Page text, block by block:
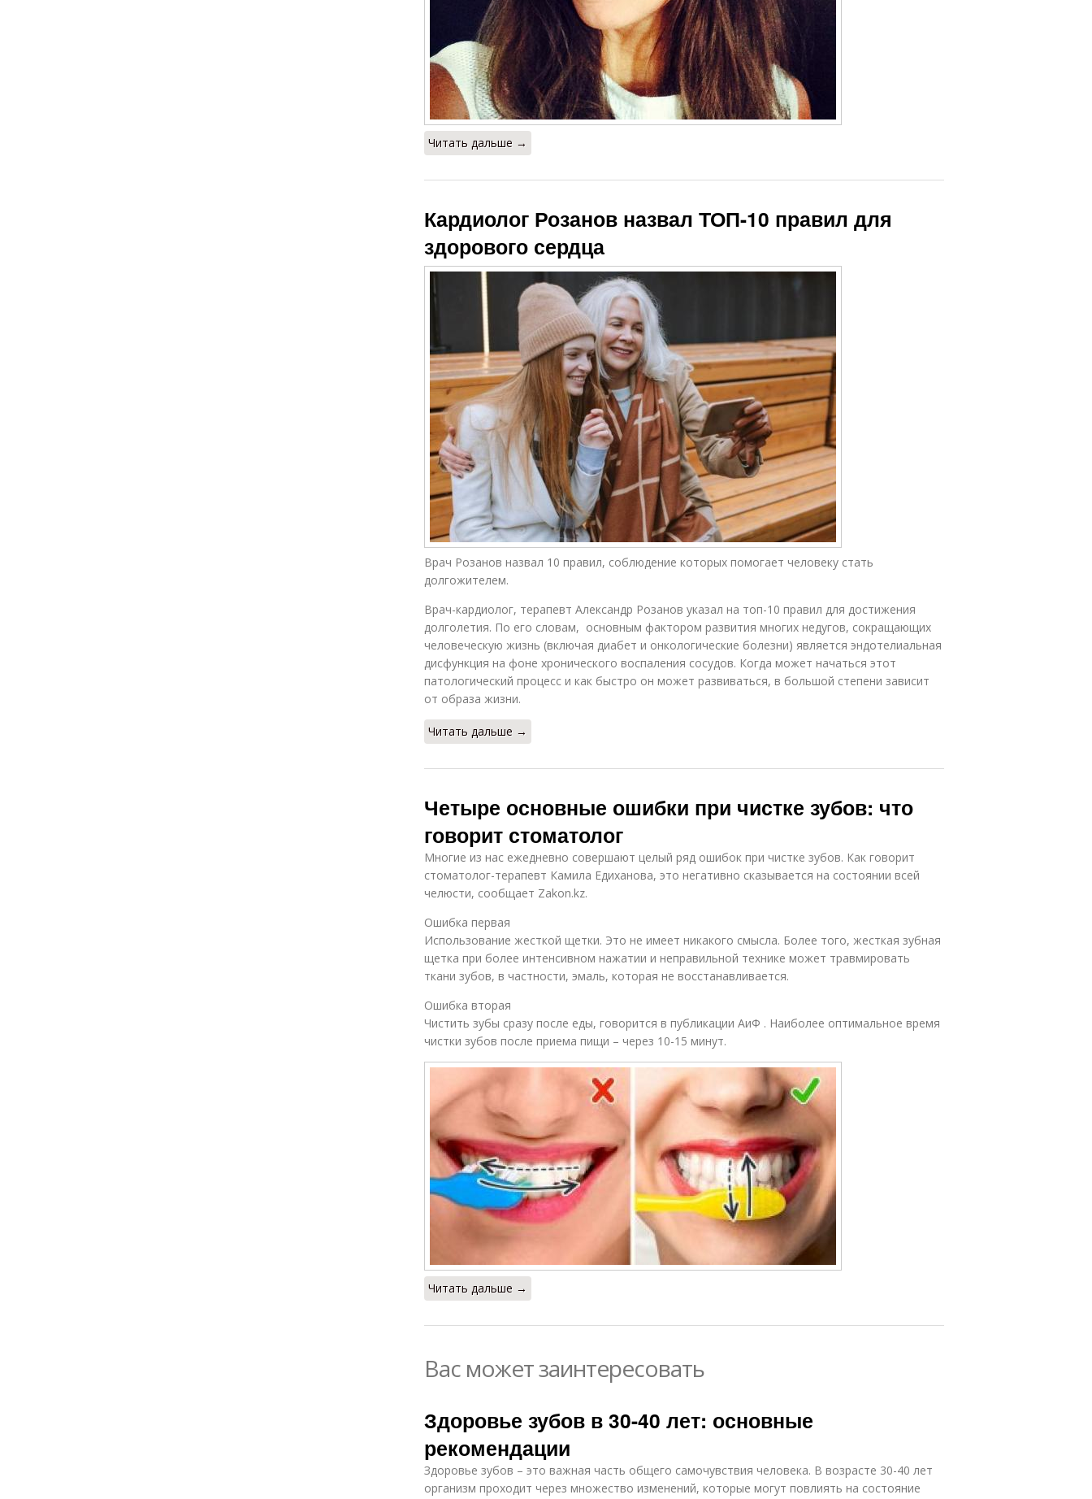
Читать дальше →
Кардиолог Розанов назвал ТОП-10 правил для
здорового сердца
Врач Розанов назвал 10 правил, соблюдение которых помогает человеку стать
долгожителем.
Врач-кардиолог, терапевт Александр Розанов указал на топ-10 правил для достижения
долголетия. По его словам, основным фактором развития многих недугов, сокращающих
человеческую жизнь (включая диабет и онкологические болезни) является эндотелиальная
дисфункция на фоне хронического воспаления сосудов. Когда может начаться этот
патологический процесс и как быстро он может развиваться, в большой степени зависит
от образа жизни.
Читать дальше →
Четыре основные ошибки при чистке зубов: что
говорит стоматолог
Многие из нас ежедневно совершают целый ряд ошибок при чистке зубов. Как говорит
стоматолог-терапевт Камила Едиханова, это негативно сказывается на состоянии всей
челюсти, сообщает Zakon.kz.
Ошибка первая
Использование жесткой щетки. Это не имеет никакого смысла. Более того, жесткая зубная
щетка при более интенсивном нажатии и неправильной технике может травмировать
ткани зубов, в частности, эмаль, которая не восстанавливается.
Ошибка вторая
Чистить зубы сразу после еды, говорится в публикации АиФ . Наиболее оптимальное время
чистки зубов после приема пищи – через 10-15 минут.
Читать дальше →
Вас может заинтересовать
Здоровье зубов в 30-40 лет: основные
рекомендации
Здоровье зубов – это важная часть общего самочувствия человека. В возрасте 30-40 лет
организм проходит через множество изменений, которые могут повлиять на состояние